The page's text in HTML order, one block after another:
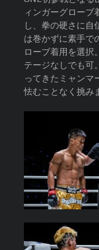
ィンガーグローブ
し、拳の硬さに自
は巻かずに素手で
ローブ着用を選択
テージなしでも可
ってきたミャンマ
怯むことなく挑み